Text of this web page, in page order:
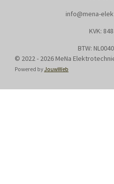
info@mena-
KVK: 8
BTW:
© 2022 - 2026 MeNa
Powered by JouwWeb